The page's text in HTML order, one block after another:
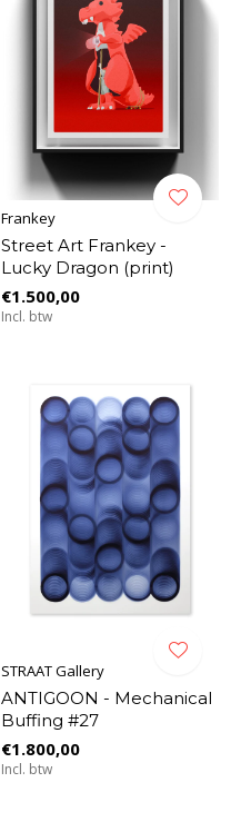
Frankey
Street Art Frankey -
Lucky Dragon (print)
€1.500,00
Incl. btw
STRAAT Gallery
ANTIGOON - Mechanical
Buffing #27
€1.800,00
Incl. btw